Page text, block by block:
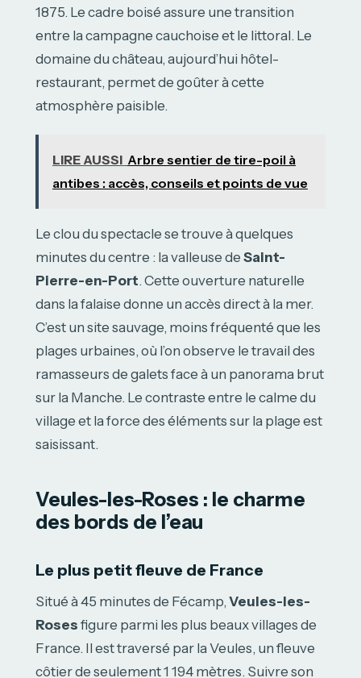
1875. Le cadre boisé assure une transition
entre la campagne cauchoise et le littoral. Le
domaine du château, aujourd’hui hôtel-
restaurant, permet de goûter à cette
atmosphère paisible.
LIRE AUSSI Arbre sentier de tire-poil à
antibes : accès, conseils et points de vue
Le clou du spectacle se trouve à quelques
minutes du centre : la valleuse de Saint-
Pierre-en-Port. Cette ouverture naturelle
dans la falaise donne un accès direct à la mer.
C’est un site sauvage, moins fréquenté que les
plages urbaines, où l’on observe le travail des
ramasseurs de galets face à un panorama brut
sur la Manche. Le contraste entre le calme du
village et la force des éléments sur la plage est
saisissant.
Veules-les-Roses : le charme
des bords de l’eau
Le plus petit fleuve de France
Situé à 45 minutes de Fécamp, Veules-les-
Roses figure parmi les plus beaux villages de
France. Il est traversé par la Veules, un fleuve
côtier de seulement 1 194 mètres. Suivre son